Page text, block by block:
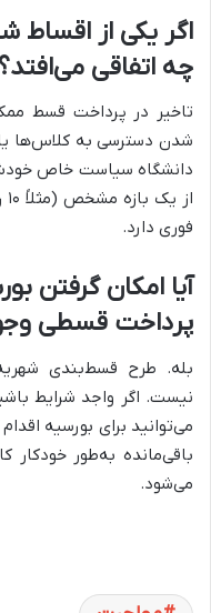
اگر یکی از اقساط
چه اتفاقی می‌افتد؟
تاخیر در پرداخت قسط
شدن دسترسی به کلاس‌ها
دانشگاه سیاست خاص خودش
فوری دارد.
آیا امکان گرفتن
پرداخت قسطی
بله. طرح قسط‌بندی
نیست. اگر واجد شرایط
می‌توانید برای بورسیه
باقی‌مانده به‌طور خودکار
می‌شود.